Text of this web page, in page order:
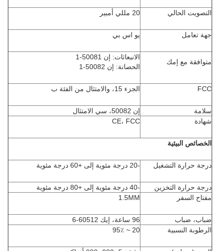
التصويت الحالي 20 مللي أمبير
جهة تعامل يو اس بي
متوافقة مع إمك
الانبعاثات: إن 50081-1
الحصانة: إن 50082-1
FCC الجزء 15، والامتثال من الفئة ب
سلامة
إن 50082، سي الامتثال
شهادة
CE، FCC
الخصائص البيئية
درجة حرارة التشغيل -20 درجة مئوية إلى +60 درجة مئوية
درجة حرارة التخزين
-40 درجة مئوية إلى +80 درجة مئوية
مفتاح السفر
1.5MM
ضباب، ضباب
96 ساعة، إيك 60512-6
الرطوبة النسبية
20 ~ 95٪